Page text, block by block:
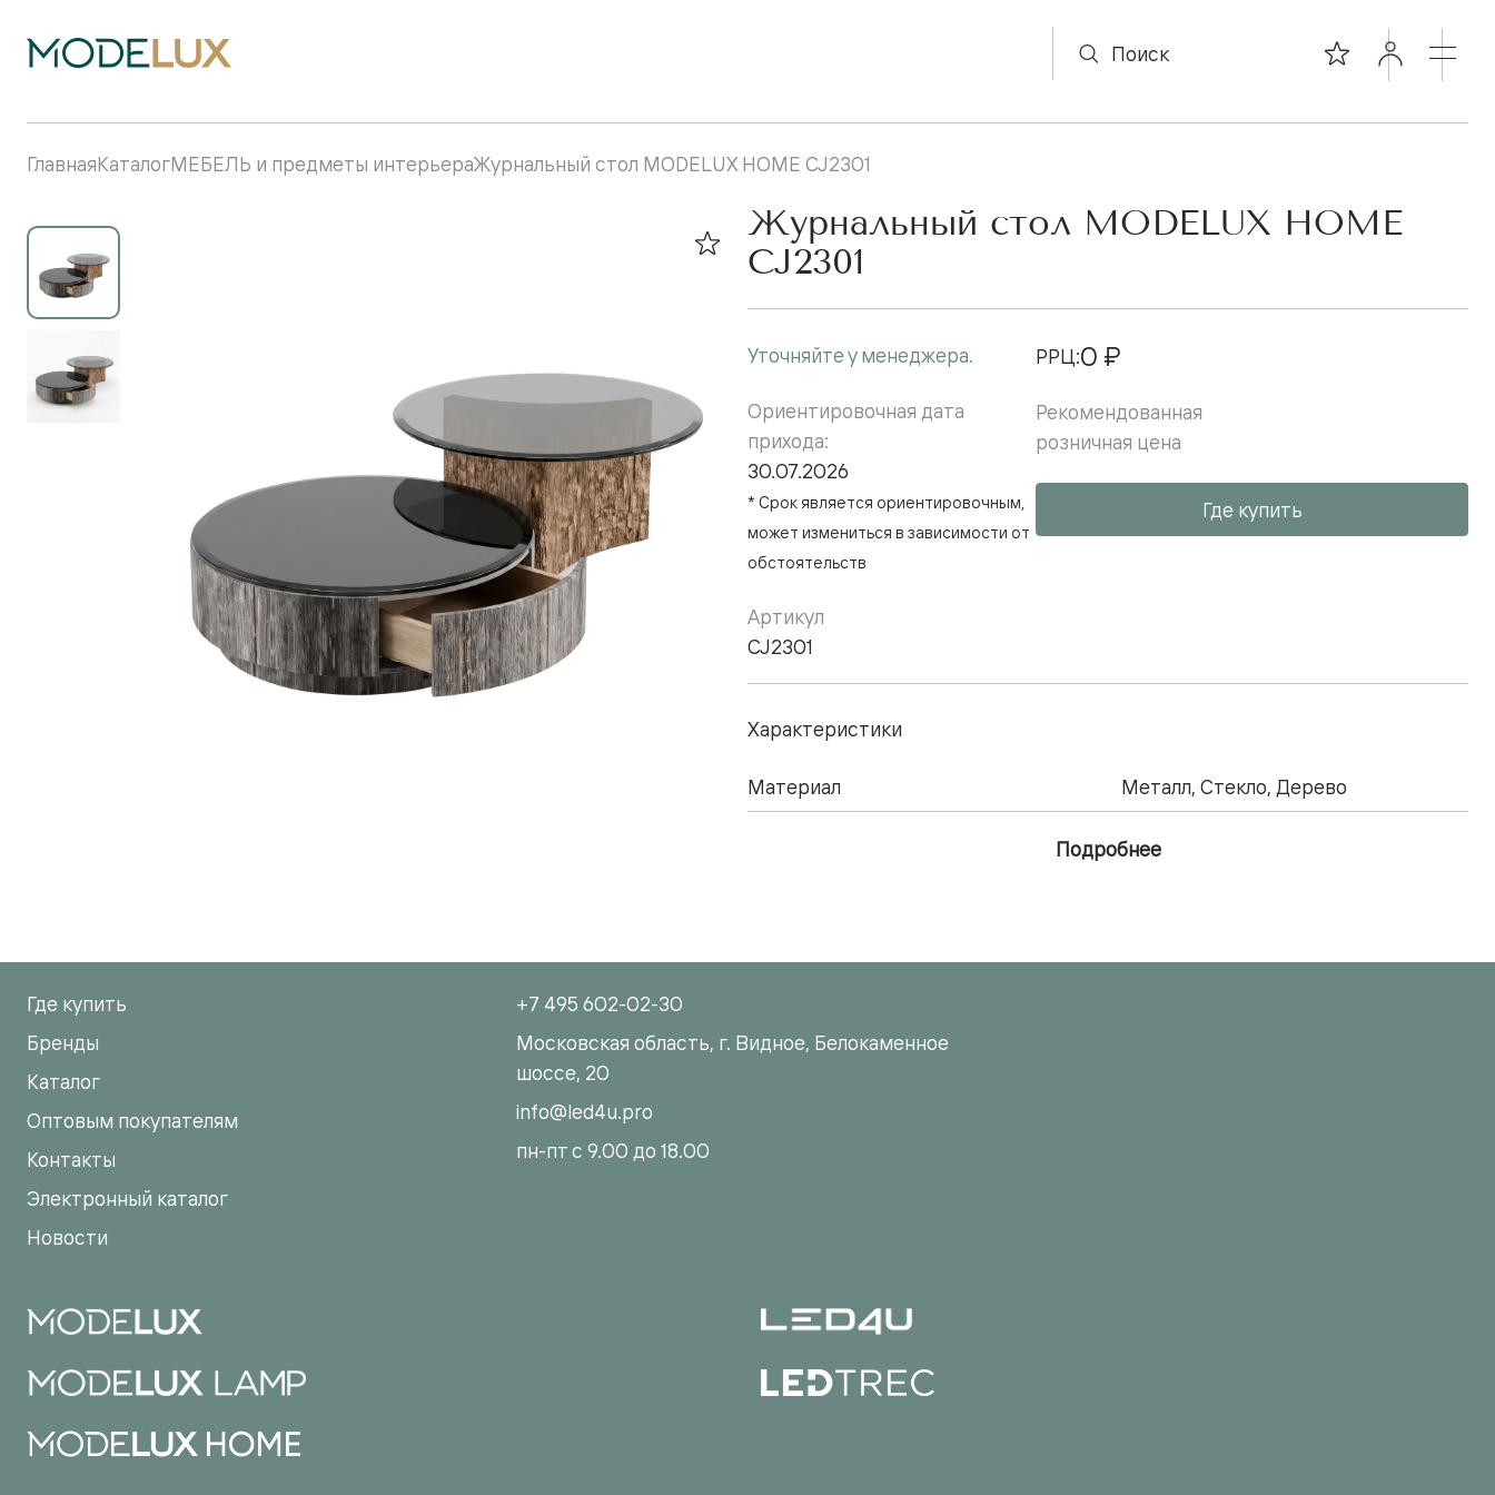
ГлавнаяКаталогМЕБЕЛЬ и предметы интерьераЖурнальный стол MODELUX HOME CJ2301
Журнальный стол MODELUX HOME
CJ2301
Уточняйте у менеджера.
Ориентировочная дата
прихода:
30.07.2026
* Срок является ориентировочным,
может измениться в зависимости от
обстоятельств
Артикул
CJ2301
РРЦ:0 ₽
Рекомендованная
розничная цена
Где купить
Характеристики
Материал Металл, Стекло, Дерево
Подробнее
Где купить
Бренды
Каталог
Оптовым покупателям
Контакты
Электронный каталог
Новости
+7 495 602-02-30
Московская область, г. Видное, Белокаменное
шоссе, 20
info@led4u.pro
пн-пт с 9.00 до 18.00